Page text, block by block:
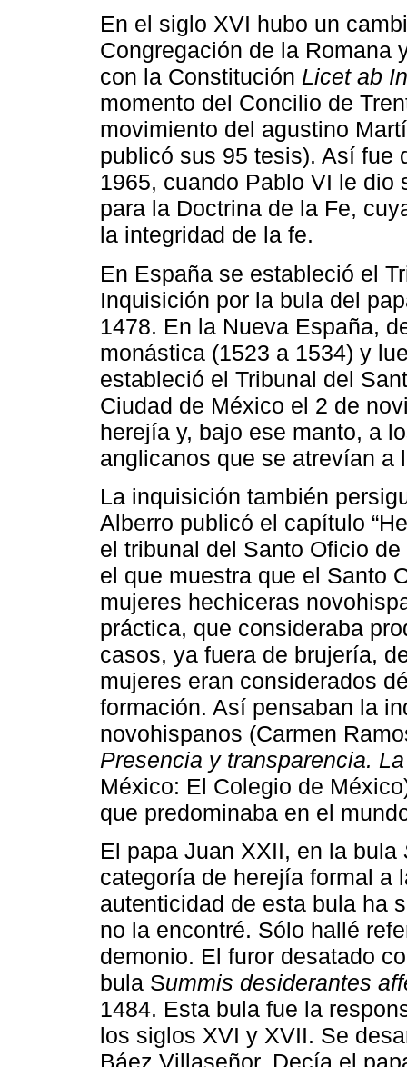
En el siglo XVI hubo un
Congregación de la Romana
con la Constitución Licet ab
momento del Concilio de
movimiento del agustino
publicó sus 95 tesis). Así fue
1965, cuando Pablo VI le dio
para la Doctrina de la Fe,
la integridad de la fe.
En España se estableció el
Inquisición por la bula del
1478. En la Nueva España,
monástica (1523 a 1534) y
estableció el Tribunal del
Ciudad de México el 2 de
herejía y, bajo ese manto, a
anglicanos que se atrevían a
La inquisición también
Alberro publicó el capítulo
el tribunal del Santo Oficio
el que muestra que el Santo
mujeres hechiceras
práctica, que consideraba
casos, ya fuera de brujería,
mujeres eran considerados
formación. Así pensaban la
novohispanos (Carmen
Presencia y transparencia.
México: El Colegio de
que predominaba en el
El papa Juan XXII, en la bula
categoría de herejía formal a
autenticidad de esta bula ha
no la encontré. Sólo hallé
demonio. El furor desatado
bula Summis desiderantes
1484. Esta bula fue la
los siglos XVI y XVII. Se
Báez Villaseñor. Decía el